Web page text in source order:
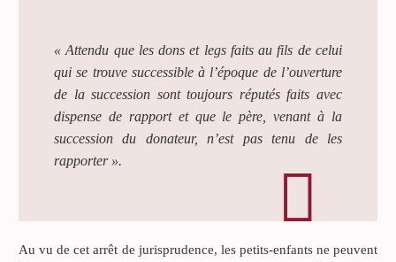
« Attendu que les dons et legs faits au fils de celui
qui se trouve successible à l’époque de l’ouverture
de la succession sont toujours réputés faits avec
dispense de rapport et que le père, venant à la
succession du donateur, n’est pas tenu de les
rapporter ».
Au vu de cet arrêt de jurisprudence, les petits-enfants ne peuvent